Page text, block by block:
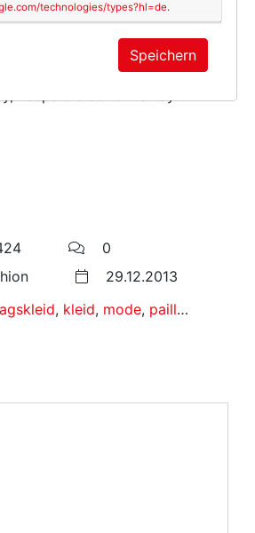
vonBoden
keeps the sorrow away.
0
29.12.2013
, kleid, mode, pailletten
technologies/types?hl=de.
Speichern